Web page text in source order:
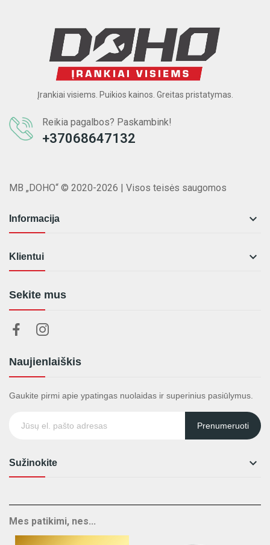
Įrankiai visiems. Puikios kainos. Greitas pristatymas.
Reikia pagalbos? Paskambink!
+37068647132
MB „DOHO“ © 2020-2026 | Visos teisės saugomos
Informacija 
Klientui 
Sekite mus
Naujienlaiškis
Gaukite pirmi apie ypatingas nuolaidas ir superinius pasiūlymus.
Prenumeruoti
Sužinokite 
Mes patikimi, nes...